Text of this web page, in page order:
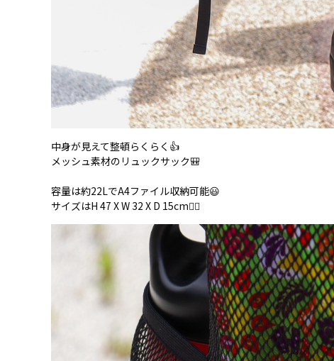
中身が見えて整頓らくらく👍
メッシュ素材のリュックサック🎒
容量は約22LでA4ファイル収納可能😃
サイズはH 47 X W 32 X D 15cm💁‍♀️